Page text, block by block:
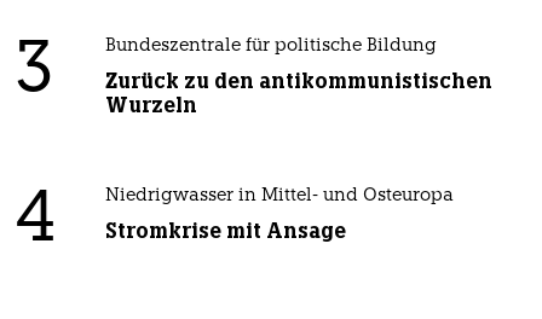
3 Bundeszentrale für politische Bildung
Zurück zu den antikommunistischen
Wurzeln
4 Niedrigwasser in Mittel- und Osteuropa
Stromkrise mit Ansage